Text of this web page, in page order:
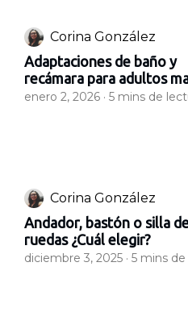
Corina González
Adaptaciones de baño y
recámara para adultos
enero 2, 2026 · 5 mins de
Corina González
Andador, bastón o silla
ruedas ¿Cuál elegir?
diciembre 3, 2025 · 5 mins